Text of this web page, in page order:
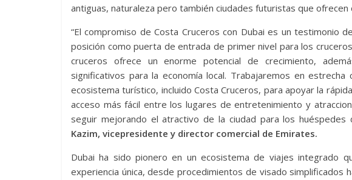
antiguas, naturaleza pero también ciudades futuristas que
“El compromiso de Costa Cruceros con Dubai es un testimonio
posición como puerta de entrada de primer nivel para los
cruceros ofrece un enorme potencial de crecimiento,
significativos para la economía local. Trabajaremos en
ecosistema turístico, incluido Costa Cruceros, para apoyar la
acceso más fácil entre los lugares de entretenimiento y
seguir mejorando el atractivo de la ciudad para los huéspedes
Kazim, vicepresidente y director comercial de Emirates.
Dubai ha sido pionero en un ecosistema de viajes integrado
experiencia única, desde procedimientos de visado simplificados